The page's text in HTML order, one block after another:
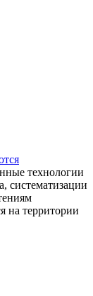
технологии
систематизации
на территории